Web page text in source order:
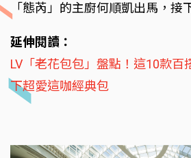
「態芮」的主廚何順凱出馬，接
延伸閱讀：
LV「老花包包」盤點！這10款百
下超愛這咖經典包